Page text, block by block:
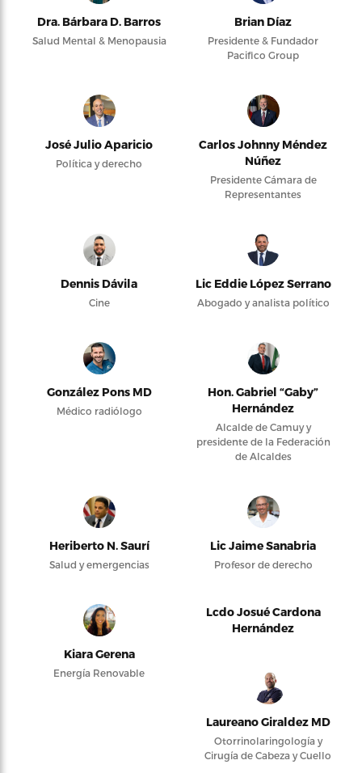
Dra. Bárbara D. Barros
Salud Mental & Menopausia
Brian Díaz
Presidente & Fundador
Pacifico Group
José Julio Aparicio
Política y derecho
Carlos Johnny Méndez
Núñez
Presidente Cámara de
Representantes
Dennis Dávila
Cine
Lic Eddie López Serrano
Abogado y analista político
González Pons MD
Médico radiólogo
Hon. Gabriel “Gaby”
Hernández
Alcalde de Camuy y
presidente de la Federación
de Alcaldes
Heriberto N. Saurí
Salud y emergencias
Lic Jaime Sanabria
Profesor de derecho
Kiara Gerena
Energía Renovable
Lcdo Josué Cardona
Hernández
Laureano Giraldez MD
Otorrinolaringología y
Cirugía de Cabeza y Cuello